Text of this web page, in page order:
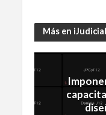
Más en iJudicial